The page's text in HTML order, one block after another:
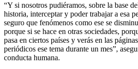
“Y si nosotros pudiéramos, sobre la base
historia, interceptar y poder trabajar a esa
seguro que fenómenos como ese se
porque si se hace en otras sociedades,
pasa en ciertos países y verás en las
periódicos ese tema durante un mes”,
conducta humana.